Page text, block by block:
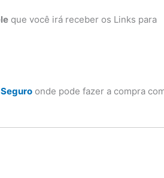
que você irá receber os Links para
onde pode fazer a compra